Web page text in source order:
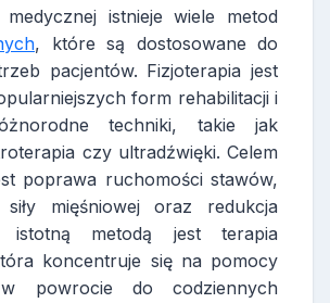
istnieje wiele metod
, które są dostosowane do
pacjentów. Fizjoterapia jest
form rehabilitacji i
techniki, takie jak
czy ultradźwięki. Celem
poprawa ruchomości stawów,
siły mięśniowej oraz redukcja
metodą jest terapia
koncentruje się na pomocy
powrocie do codziennych